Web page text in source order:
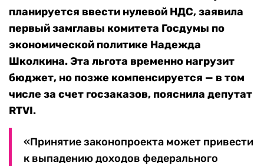
планируется ввести нулевой НДС, заявила
первый замглавы комитета Госдумы по
экономической политике Надежда
Школкина. Эта льгота временно нагрузит
бюджет, но позже компенсируется — в том
числе за счет госзаказов, пояснила депутат
RTVI.
«Принятие законопроекта может привести
к выпадению доходов федерального